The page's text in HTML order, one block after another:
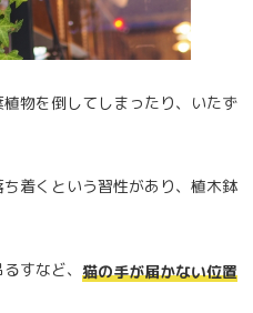
物を倒してしまったり、いたず
着くという習性があり、植木鉢
すなど、 猫の手が届かない位置